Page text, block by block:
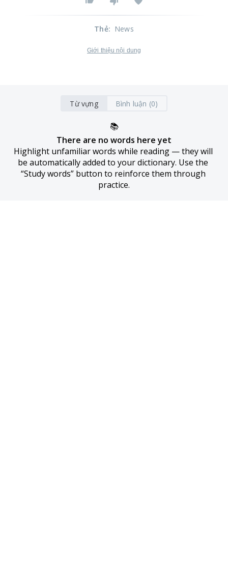
Thẻ: News
Giới thiệu nội dung
Từ vựng Bình luận (0)
📚
There are no words here yet
Highlight unfamiliar words while reading — they will
be automatically added to your dictionary. Use the
“Study words” button to reinforce them through
practice.